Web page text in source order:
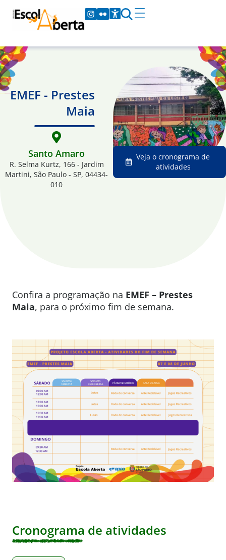
EMEF - Prestes
Maia
Santo Amaro
R. Selma Kurtz, 166 - Jardim
Martini, São Paulo - SP, 04434-
010
Veja o cronograma de
atividades
Confira a programação na EMEF – Prestes
Maia, para o próximo fim de semana.
Cronograma de atividades